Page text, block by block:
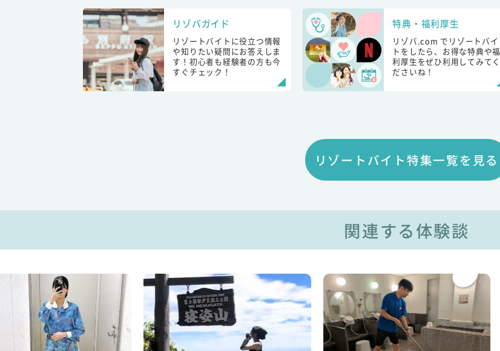
リゾバガイド
リゾートバイトに役立つ情報
や知りたい疑問にお答えしま
す！初心者も経験者の方も今
すぐチェック！
特典・福利厚生
リゾバ.com でリゾートバイ
トをしたら、お得な特典や福
利厚生をぜひ利用してみてく
ださいね！
リゾートバイト特集一覧を見る
関連する体験談